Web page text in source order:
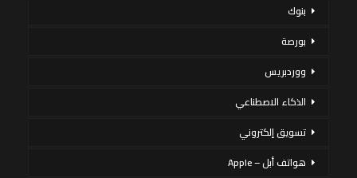
بنوك
بورصة
ووردبريس
الذكاء الاصطناعي
تسويق إلكتروني
هواتف أبل – Apple